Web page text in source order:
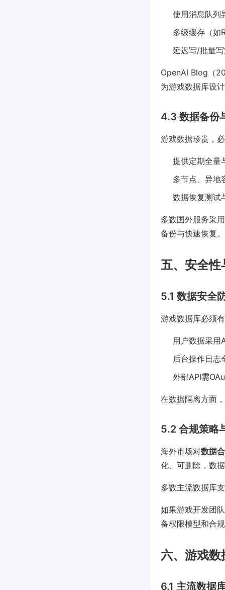
使用消息队列
多级缓存（如
延迟写/批量
OpenAI Blog（
为游戏数据库设
4.3 数据备份
游戏数据珍贵，
提供定期全量
多节点、异地
数据恢复测试
多数国外服务采
备份与快速恢复。
五、安全性
5.1 数据安全
游戏数据库必须
用户数据采用
后台操作日志
外部API需
在数据隔离方面
5.2 合规策略
海外市场对数据
化、可删除，数
多数主流数据库
如果游戏开发团
备权限模型和合
六、游戏
6.1 主流数据